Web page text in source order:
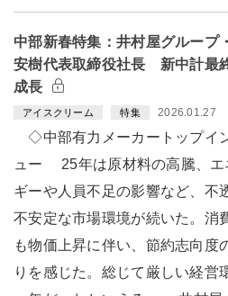
中部新春特集：井村屋グループ
安樹代表取締役社長 新中計最
成長
アイスクリーム 特集 2026.01.27
◇中部有力メーカートップイ
ュー 25年は原材料の高騰、エ
ギーや人員不足の影響など、不
不安定な市場環境が続いた。消
も物価上昇に伴い、節約志向度
りを感じた。総じて厳しい経営